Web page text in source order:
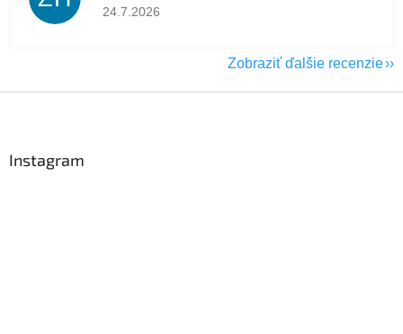
Hodnotenie obchodu je 5 z 5 hviezdičiek.
24.7.2026
Zobraziť ďalšie recenzie
Instagram